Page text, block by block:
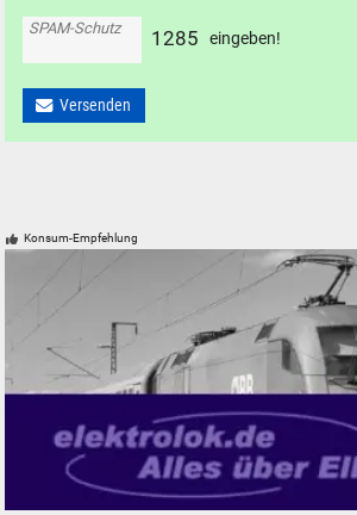
SPAM-Schutz 1285 eingeben!
Versenden
Konsum-Empfehlung